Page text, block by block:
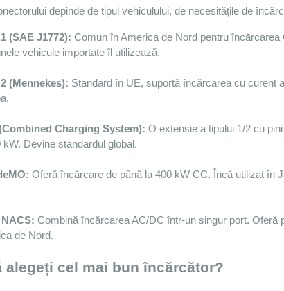
depinde de tipul vehiculului, de necesitățile de
(SAE J1772): Comun în America de Nord pentru
vehicule importate îl utilizează.
(Mennekes): Standard în UE, suportă încărcarea cu curent
Charging System): O extensie a tipului 1/2 cu
kW. Devine standardul global.
Oferă încărcare de până la 400 kW CC. Încă utilizat în
Combină încărcarea AC/DC într-un singur port.
de Nord.
alegeți cel mai bun încărcător?